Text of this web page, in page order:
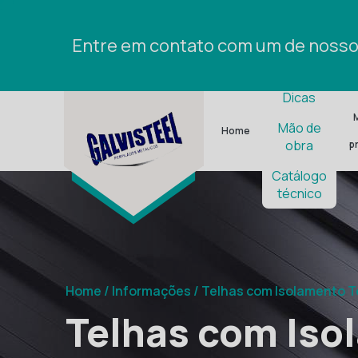
Entre em contato com um de
Home
Dicas
Mão de
obra
Catálogo
técnico
Home / Informações / Telhas com Isolamento
Telhas com